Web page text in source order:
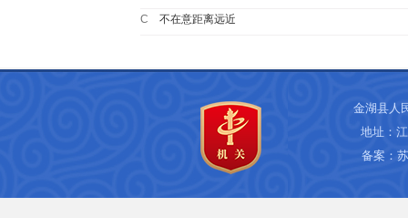
C 不在意距离远近
金湖县人
地址：
备案：